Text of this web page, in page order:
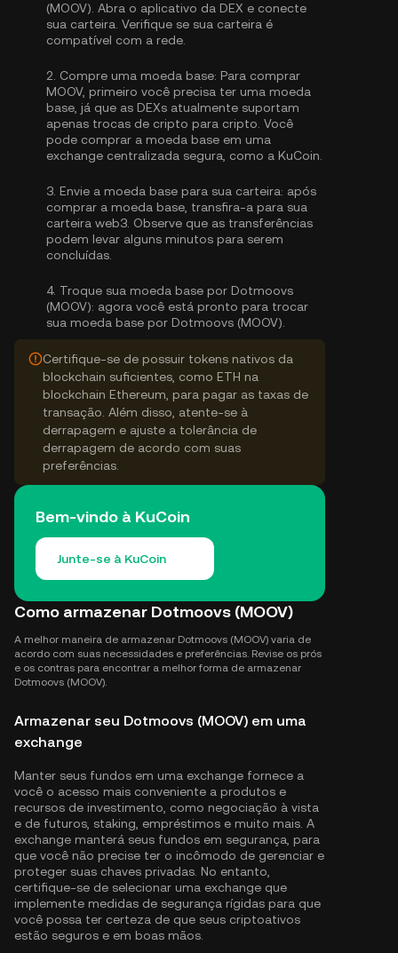
(MOOV). Abra o aplicativo da DEX e conecte
sua carteira. Verifique se sua carteira é
compatível com a rede.
2. Compre uma moeda base: Para comprar
MOOV, primeiro você precisa ter uma moeda
base, já que as DEXs atualmente suportam
apenas trocas de cripto para cripto. Você
pode comprar a moeda base em uma
exchange centralizada segura, como a KuCoin.
3. Envie a moeda base para sua carteira: após
comprar a moeda base, transfira-a para sua
carteira web3. Observe que as transferências
podem levar alguns minutos para serem
concluídas.
4. Troque sua moeda base por Dotmoovs
(MOOV): agora você está pronto para trocar
sua moeda base por Dotmoovs (MOOV).
Certifique-se de possuir tokens nativos da
blockchain suficientes, como ETH na
blockchain Ethereum, para pagar as taxas de
transação. Além disso, atente-se à
derrapagem e ajuste a tolerância de
derrapagem de acordo com suas
preferências.
Bem-vindo à KuCoin
Junte-se à KuCoin
Como armazenar Dotmoovs (MOOV)
A melhor maneira de armazenar Dotmoovs (MOOV) varia de
acordo com suas necessidades e preferências. Revise os prós
e os contras para encontrar a melhor forma de armazenar
Dotmoovs (MOOV).
Armazenar seu Dotmoovs (MOOV) em uma
exchange
Manter seus fundos em uma exchange fornece a
você o acesso mais conveniente a produtos e
recursos de investimento, como negociação à vista
e de futuros, staking, empréstimos e muito mais. A
exchange manterá seus fundos em segurança, para
que você não precise ter o incômodo de gerenciar e
proteger suas chaves privadas. No entanto,
certifique-se de selecionar uma exchange que
implemente medidas de segurança rígidas para que
você possa ter certeza de que seus criptoativos
estão seguros e em boas mãos.